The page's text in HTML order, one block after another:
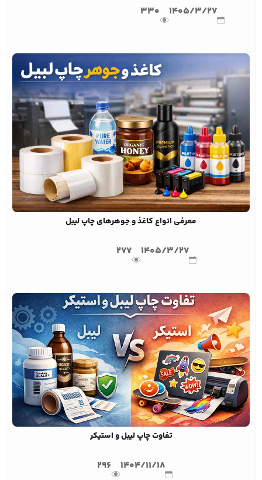
1405/3/27
330
معرفی انواع کاغذ و جوهرهای چاپ لیبل
1405/3/27
277
تفاوت چاپ لیبل و استیکر
1404/11/18
296